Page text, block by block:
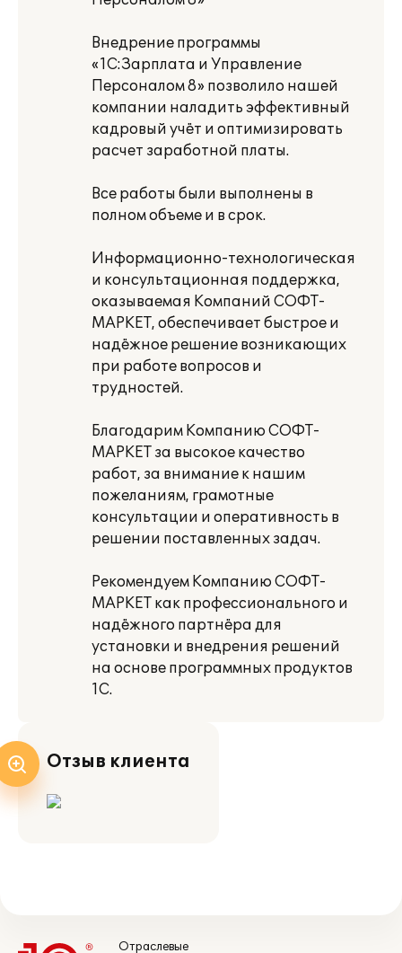
Внедрение программы
«1С:Зарплата и Управление
Персоналом 8» позволило нашей
компании наладить эффективный
кадровый учёт и оптимизировать
расчет заработной платы.
Все работы были выполнены в
полном объеме и в срок.
Информационно-технологическая
и консультационная поддержка,
оказываемая Компаний СОФТ-
МАРКЕТ, обеспечивает быстрое и
надёжное решение возникающих
при работе вопросов и
трудностей.
Благодарим Компанию СОФТ-
МАРКЕТ за высокое качество
работ, за внимание к нашим
пожеланиям, грамотные
консультации и оперативность в
решении поставленных задач.
Рекомендуем Компанию СОФТ-
МАРКЕТ как профессионального и
надёжного партнёра для
установки и внедрения решений
на основе программных продуктов
1С.
Отзыв клиента
Отраслевые